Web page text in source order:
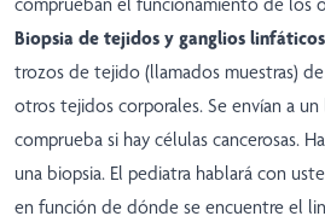
Biopsia de tejidos y ganglios
trozos de tejido (llamados muestras)
otros tejidos corporales. Se envían a
comprueba si hay células cancerosas.
una biopsia. El pediatra hablará con
en función de dónde se encuentre el